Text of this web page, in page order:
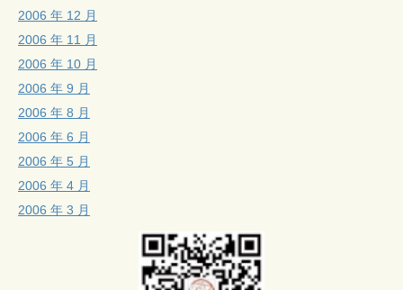
2006 年 12 月
2006 年 11 月
2006 年 10 月
2006 年 9 月
2006 年 8 月
2006 年 6 月
2006 年 5 月
2006 年 4 月
2006 年 3 月